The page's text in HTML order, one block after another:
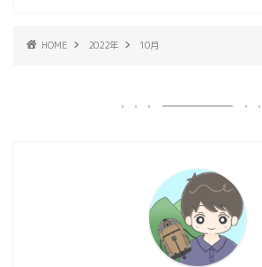
HOME 2022年 10月